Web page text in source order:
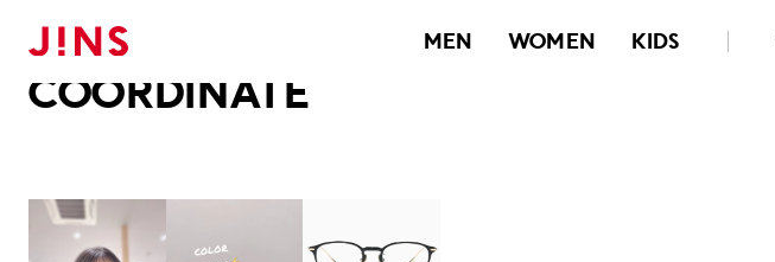
MEN WOMEN KIDS
メガネのJINS TOP
COORDINATE